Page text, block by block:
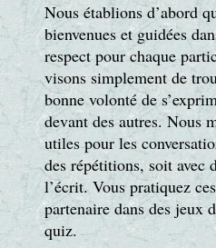
Nous établions d’abord
bienvenues et guidées
respect pour chaque
visons simplement de
bonne volonté de
devant des autres. Nous
utiles pour les
des répétitions, soit avec
l’écrit. Vous pratiquez
partenaire dans des jeux
quiz.